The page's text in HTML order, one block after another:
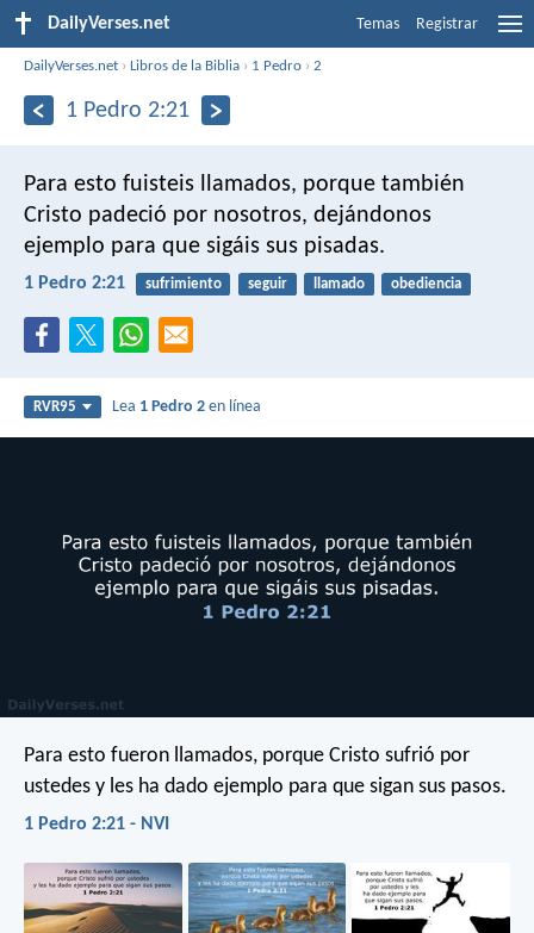
DailyVerses.net Temas Registrar
DailyVerses.net ›Libros de la Biblia › 1 Pedro ›2
1 Pedro 2:21
Para esto fuisteis llamados, porque también
Cristo padeció por nosotros, dejándonos
ejemplo para que sigáis sus pisadas.
1 Pedro 2:21 sufrimiento seguir llamado obediencia
RVR95 Lea 1 Pedro 2 en línea
Para esto fueron llamados, porque Cristo sufrió por
ustedes y les ha dado ejemplo para que sigan sus pasos.
1 Pedro 2:21 - NVI